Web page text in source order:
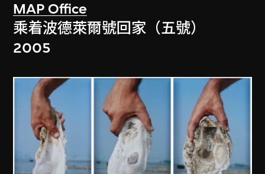
MAP Office
乘着波德萊爾號回家（五號）
2005